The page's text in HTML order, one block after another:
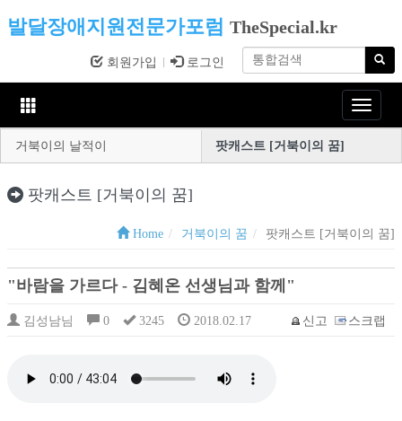
발달장애지원전문가포럼 TheSpecial.kr
회원가입 로그인
Toggle
거북이의 날적이
팟캐스트 [거북이의 꿈]
팟캐스트 [거북이의 꿈]
Home 거북이의 꿈 팟캐스트 [거북이의 꿈]
"바람을 가르다 - 김혜온 선생님과 함께"
김성남님 0 3245 2018.02.17 신고 스크랩